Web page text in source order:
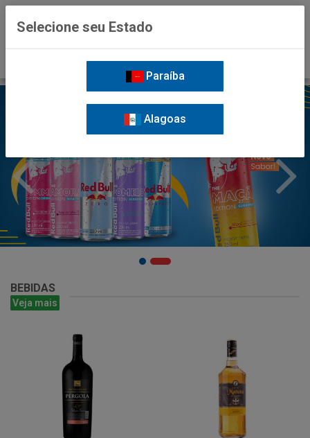
BEBIDAS
Veja mais
Selecione seu Estado
Paraíba
Alagoas